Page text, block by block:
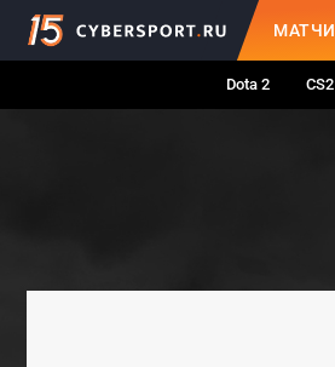
МАТЧИ
Dota 2 CS2